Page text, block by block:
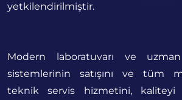
yetkilendirilmiştir.
Modern laboratuvarı ve
sistemlerinin satışını ve tüm
teknik servis hizmetini, kaliteyi